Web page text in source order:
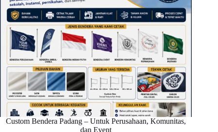
Custom Bendera Padang – Untuk Perusahaan, Komunitas,
dan Event